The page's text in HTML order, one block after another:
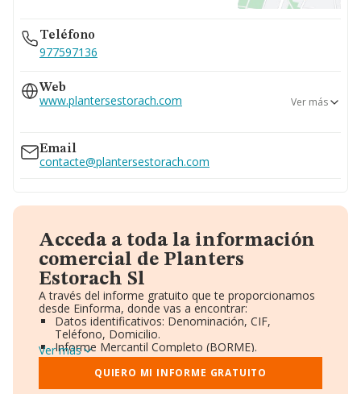
Teléfono
977597136
Web
www.plantersestorach.com Ver más
Email
contacte@plantersestorach.com
Acceda a toda la información
comercial de Planters
Estorach Sl
A través del informe gratuito que te proporcionamos
desde Einforma, donde vas a encontrar:
Datos identificativos: Denominación, CIF,
Teléfono, Domicilio.
Informe Mercantil Completo (BORME).
Gráficos de Evolución Ventas y Empleados.
Consejo de Administración y Administradores.
Directivos y Ejecutivos.
Ver más
QUIERO MI INFORME GRATUITO